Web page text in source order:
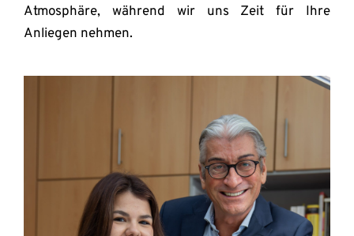
Atmosphäre, während wir uns Zeit für Ihre
Anliegen nehmen.